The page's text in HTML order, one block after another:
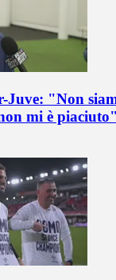
Juve: "Non
mi è piaciuto"